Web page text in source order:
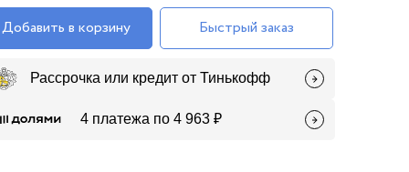
Добавить в корзину Быстрый заказ
Рассрочка или кредит от Тинькофф
4 платежа по 4 963 ₽